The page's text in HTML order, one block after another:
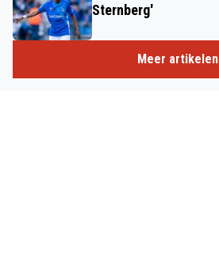
Sternberg'
Meer artikelen